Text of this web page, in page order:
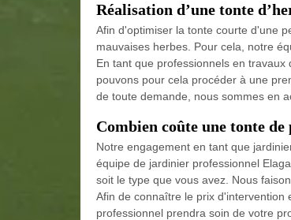
Réalisation d’une tonte
Afin d'optimiser la tonte courte d'une
mauvaises herbes. Pour cela, notre
En tant que professionnels en
pouvons pour cela procéder à une
de toute demande, nous sommes en
Combien coûte une tonte de
Notre engagement en tant que
équipe de jardinier professionnel
soit le type que vous avez. Nous
Afin de connaître le prix d'intervention
professionnel prendra soin de votre